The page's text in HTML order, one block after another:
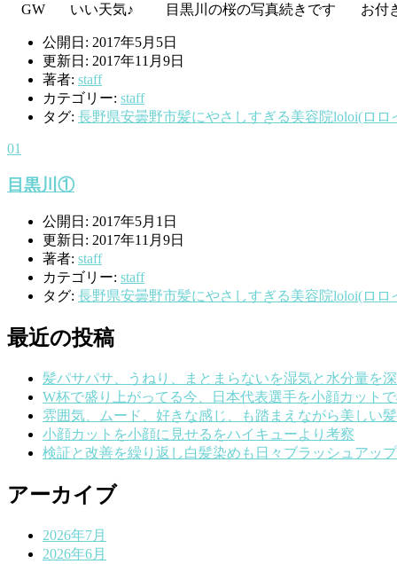
GW いい天気♪ 目黒川の桜の写真続きです お付
公開日: 2017年5月5日
更新日: 2017年11月9日
著者: staff
カテゴリー: staff
タグ: 長野県安曇野市髪にやさしすぎる美容院loloi(ロロ
01
目黒川①
公開日: 2017年5月1日
更新日: 2017年11月9日
著者: staff
カテゴリー: staff
タグ: 長野県安曇野市髪にやさしすぎる美容院loloi(ロロ
最近の投稿
髪パサパサ、うねり、まとまらないを湿気と水分量を深
W杯で盛り上がってる今、日本代表選手を小顔カット
雰囲気、ムード、好きな感じ、も踏まえながら美しい
小顔カットを小顔に見せるをハイキューより考察
検証と改善を繰り返し白髪染めも日々ブラッシュアップ
アーカイブ
2026年7月
2026年6月